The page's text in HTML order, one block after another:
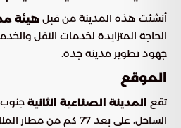
أنشئت هذه المدينة من قبل هيئة
الحاجة المتزايدة لخدمات النقل
جهود تطوير مدينة جدة.
الموقع
تقع المدينة الصناعية الثانية